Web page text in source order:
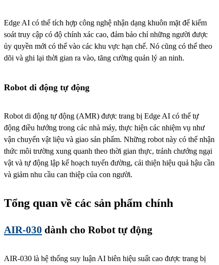
Edge AI có thể tích hợp công nghệ nhận dạng khuôn mặt để kiểm
soát truy cập có độ chính xác cao, đảm bảo chỉ những người được
ủy quyền mới có thể vào các khu vực hạn chế. Nó cũng có thể theo
dõi và ghi lại thời gian ra vào, tăng cường quản lý an ninh.
Robot di động tự động
Robot di động tự động (AMR) được trang bị Edge AI có thể tự
động điều hướng trong các nhà máy, thực hiện các nhiệm vụ như
vận chuyển vật liệu và giao sản phẩm. Những robot này có thể nhận
thức môi trường xung quanh theo thời gian thực, tránh chướng ngại
vật và tự động lập kế hoạch tuyến đường, cải thiện hiệu quả hậu cần
và giảm nhu cầu can thiệp của con người.
Tổng quan về các sản phẩm chính
AIR-030 dành cho Robot tự động
AIR-030 là hệ thống suy luận AI biên hiệu suất cao được trang bị